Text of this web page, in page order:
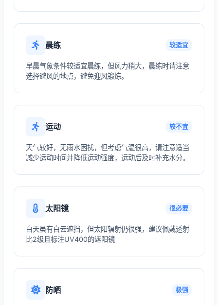
晨练 较适宜
早晨气象条件较适宜晨练，但风力稍大，晨练时请注意
选择避风的地点，避免迎风锻炼。
运动 较不宜
天气较好，无雨水困扰，但考虑气温很高，请注意适当
减少运动时间并降低运动强度，运动后及时补充水分。
太阳镜 很必要
白天虽有白云遮挡，但太阳辐射仍很强，建议佩戴透射
比2级且标注UV400的遮阳镜
防晒 极强